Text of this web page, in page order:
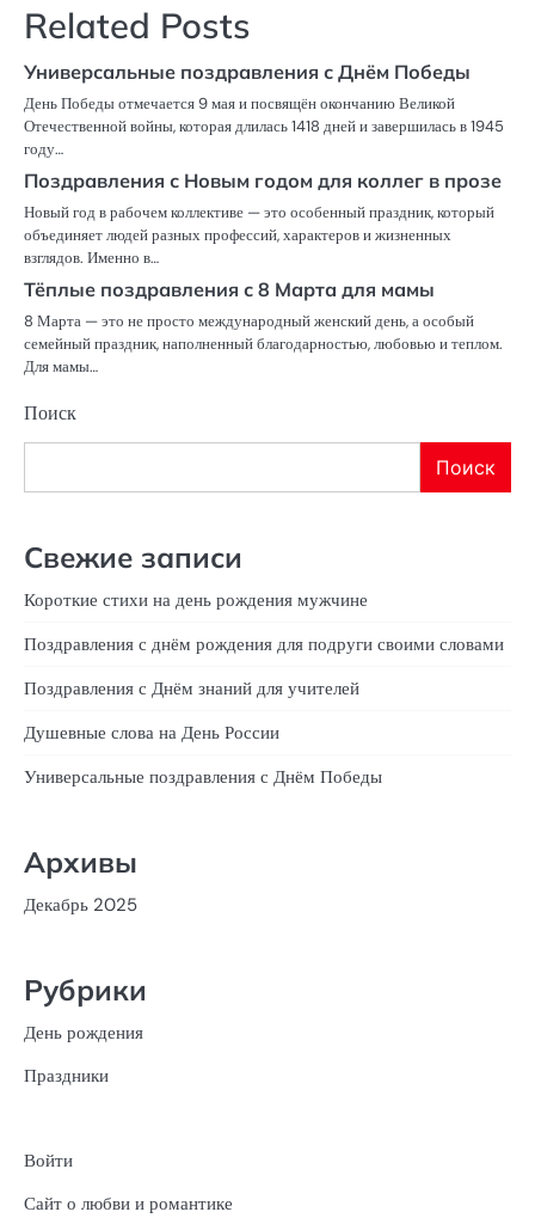
Related Posts
Универсальные поздравления с Днём Победы
День Победы отмечается 9 мая и посвящён окончанию Великой
Отечественной войны, которая длилась 1418 дней и завершилась в 1945
году…
Поздравления с Новым годом для коллег в прозе
Новый год в рабочем коллективе — это особенный праздник, который
объединяет людей разных профессий, характеров и жизненных
взглядов. Именно в…
Тёплые поздравления с 8 Марта для мамы
8 Марта — это не просто международный женский день, а особый
семейный праздник, наполненный благодарностью, любовью и теплом.
Для мамы…
Поиск
Поиск
Свежие записи
Короткие стихи на день рождения мужчине
Поздравления с днём рождения для подруги своими словами
Поздравления с Днём знаний для учителей
Душевные слова на День России
Универсальные поздравления с Днём Победы
Архивы
Декабрь 2025
Рубрики
День рождения
Праздники
Войти
Сайт о любви и романтике